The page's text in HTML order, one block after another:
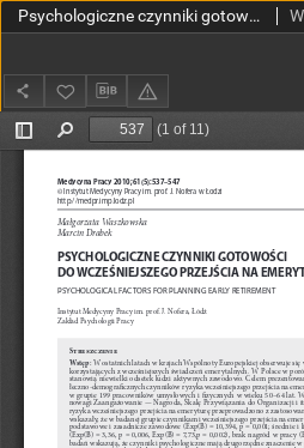
Psychologiczne czynniki gotowości do wcześniejszego przejścia na emeryturę